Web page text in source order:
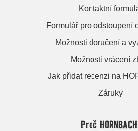
Kontaktní
Formulář pro odstoupení
Možnosti doručení a
Možnosti vrácení
Jak přidat recenzi na
Záruky
Proč